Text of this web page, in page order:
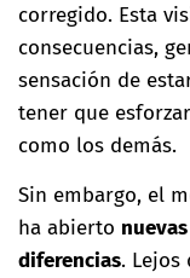
corregido. Esta
consecuencias,
sensación de
tener que
como los demás.
Sin embargo, el
ha abierto
diferencias. Lejos